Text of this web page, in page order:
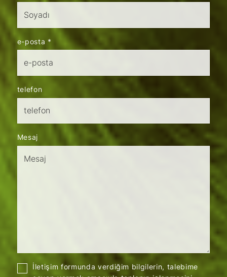
e-posta *
telefon
Mesaj
İletişim formunda verdiğim bilgilerin, talebime